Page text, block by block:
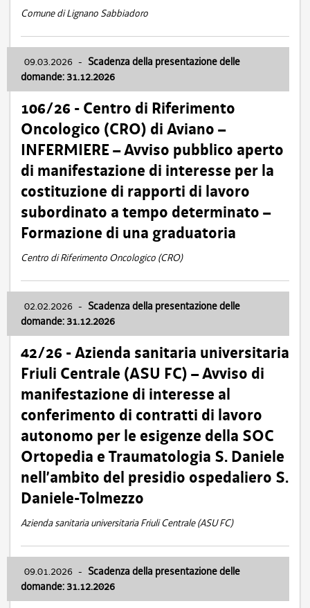
Comune di Lignano Sabbiadoro
09.03.2026 - Scadenza della presentazione delle
domande: 31.12.2026
106/26 - Centro di Riferimento
Oncologico (CRO) di Aviano –
INFERMIERE – Avviso pubblico aperto
di manifestazione di interesse per la
costituzione di rapporti di lavoro
subordinato a tempo determinato –
Formazione di una graduatoria
Centro di Riferimento Oncologico (CRO)
02.02.2026 - Scadenza della presentazione delle
domande: 31.12.2026
42/26 - Azienda sanitaria universitaria
Friuli Centrale (ASU FC) – Avviso di
manifestazione di interesse al
conferimento di contratti di lavoro
autonomo per le esigenze della SOC
Ortopedia e Traumatologia S. Daniele
nell’ambito del presidio ospedaliero S.
Daniele-Tolmezzo
Azienda sanitaria universitaria Friuli Centrale (ASU FC)
09.01.2026 - Scadenza della presentazione delle
domande: 31.12.2026